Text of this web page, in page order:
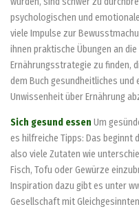
psychologischen und
viele Impulse zur
ihnen praktische Übungen an
Ernährungsstrategie zu finden,
dem Buch gesundheitliches
Unwissenheit über Ernährung
Sich gesund essen Um
es hilfreiche Tipps: Das beginnt
also viele Zutaten wie
Fisch, Tofu oder Gewürze
Inspiration dazu gibt es unter
Gesellschaft mit